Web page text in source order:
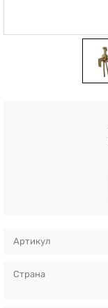
Артикул
Страна